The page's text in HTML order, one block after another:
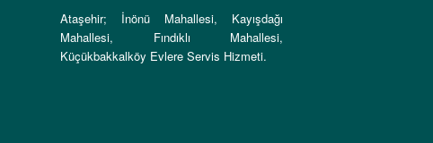
Ataşehir; İnönü Mahallesi, Kayışdağı
Mahallesi, Fındıklı Mahallesi,
Küçükbakkalköy Evlere Servis Hizmeti.